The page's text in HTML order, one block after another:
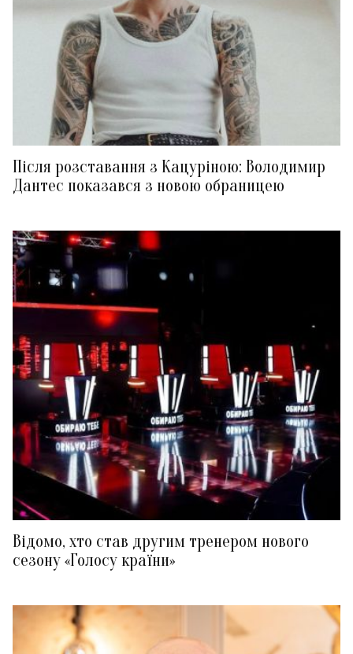
Після розставання з Кацуріною: Володимир
Дантес показався з новою обраницею
Відомо, хто став другим тренером нового
сезону «Голосу країни»